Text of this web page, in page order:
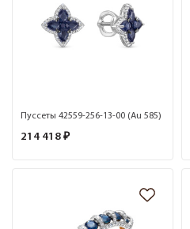
Пуссеты 42559-256-13-00 (Au 585)
214 418 ₽